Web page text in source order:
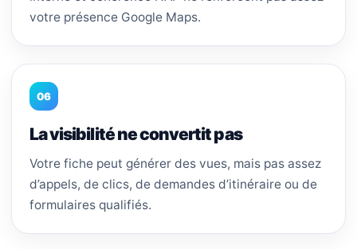
votre présence Google Maps.
06
La visibilité ne convertit pas
Votre fiche peut générer des vues, mais pas assez
d’appels, de clics, de demandes d’itinéraire ou de
formulaires qualifiés.